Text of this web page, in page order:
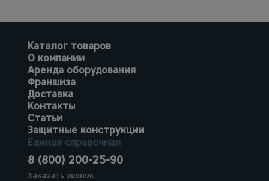
Каталог товаров
О компании
Аренда оборудования
Франшиза
Доставка
Контакты
Статьи
Защитные конструкции
Единая справочная
8 (800) 200-25-90
Заказать звонок